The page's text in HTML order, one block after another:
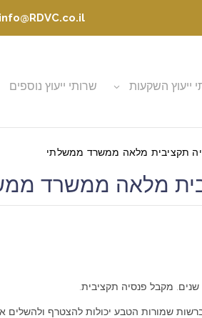
info@RDVC.co.il
ייעוץ השקעות שרותי ייעוץ נוספים
תקציבית מלאה ממשרד ממשלתי
ממשרד ממשלתי
שמורות הטבע יכולות להצטרף ולהשלים